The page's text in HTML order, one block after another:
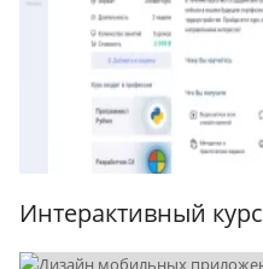
Интерактивный курс